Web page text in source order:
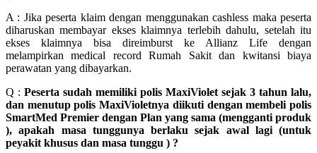
A : Jika peserta klaim dengan menggunakan cashless maka peserta
diharuskan membayar ekses klaimnya terlebih dahulu, setelah itu
ekses klaimnya bisa direimburst ke Allianz Life dengan
melampirkan medical record Rumah Sakit dan kwitansi biaya
perawatan yang dibayarkan.
Q : Peserta sudah memiliki polis MaxiViolet sejak 3 tahun lalu,
dan menutup polis MaxiVioletnya diikuti dengan membeli polis
SmartMed Premier dengan Plan yang sama (mengganti produk
), apakah masa tunggunya berlaku sejak awal lagi (untuk
peyakit khusus dan masa tunggu ) ?